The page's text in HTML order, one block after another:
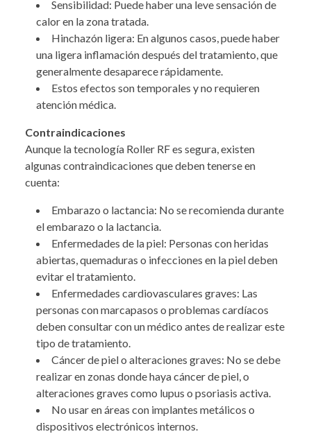
Sensibilidad: Puede haber una leve sensación de
calor en la zona tratada.
Hinchazón ligera: En algunos casos, puede haber
una ligera inflamación después del tratamiento, que
generalmente desaparece rápidamente.
Estos efectos son temporales y no requieren
atención médica.
Contraindicaciones
Aunque la tecnología Roller RF es segura, existen
algunas contraindicaciones que deben tenerse en
cuenta:
Embarazo o lactancia: No se recomienda durante
el embarazo o la lactancia.
Enfermedades de la piel: Personas con heridas
abiertas, quemaduras o infecciones en la piel deben
evitar el tratamiento.
Enfermedades cardiovasculares graves: Las
personas con marcapasos o problemas cardíacos
deben consultar con un médico antes de realizar este
tipo de tratamiento.
Cáncer de piel o alteraciones graves: No se debe
realizar en zonas donde haya cáncer de piel, o
alteraciones graves como lupus o psoriasis activa.
No usar en áreas con implantes metálicos o
dispositivos electrónicos internos.